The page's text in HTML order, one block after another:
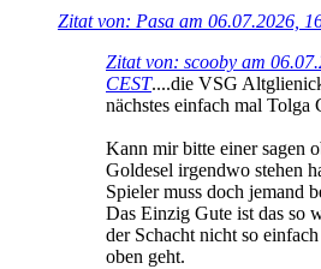
Zitat von: Pasa am 06.07.2026,
Zitat von: scooby am
CEST....die VSG
nächstes einfach mal Tolga
Kann mir bitte einer sagen
Goldesel irgendwo stehen
Spieler muss doch jemand
Das Einzig Gute ist das so
der Schacht nicht so
oben geht.